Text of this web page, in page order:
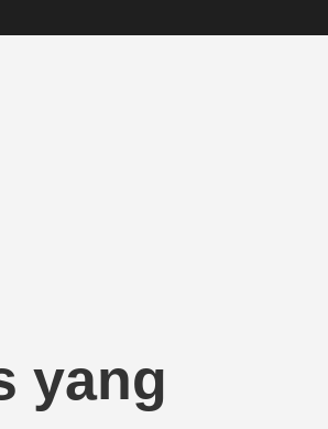
yang